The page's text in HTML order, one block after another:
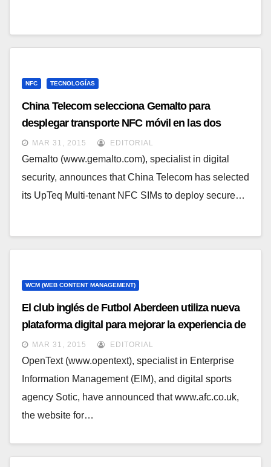
NFC TECNOLOGÍAS
China Telecom selecciona Gemalto para
desplegar transporte NFC móvil en las dos
ciudades más grandes de China
MAR 31, 2015 EDITORIAL
Gemalto (www.gemalto.com), specialist in digital
security, announces that China Telecom has selected
its UpTeq Multi-tenant NFC SIMs to deploy secure…
WCM (WEB CONTENT MANAGEMENT)
El club inglés de Futbol Aberdeen utiliza nueva
plataforma digital para mejorar la experiencia de
los fans
MAR 31, 2015 EDITORIAL
OpenText (www.opentext), specialist in Enterprise
Information Management (EIM), and digital sports
agency Sotic, have announced that www.afc.co.uk,
the website for…